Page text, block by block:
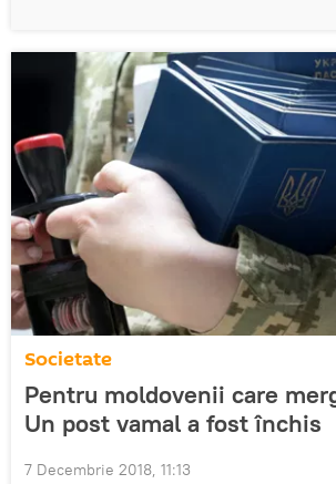
Societate
Pentru moldovenii care
Un post vamal a fost închis
7 Decembrie 2018, 11:13